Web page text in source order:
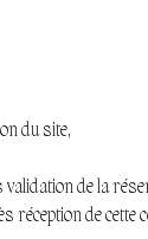
du site,
de la
réception de cette